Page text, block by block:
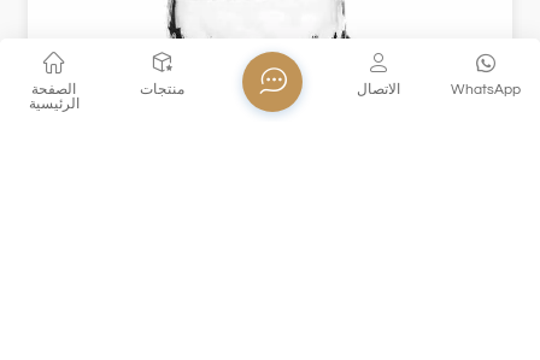
الصفحة
الرئيسية
منتجات WhatsApp الاتصال